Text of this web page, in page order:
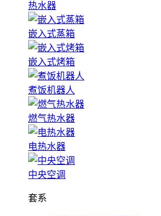
热水器
嵌入式蒸箱
嵌入式烤箱
煮饭机器人
燃气热水器
电热水器
中央空调
套系